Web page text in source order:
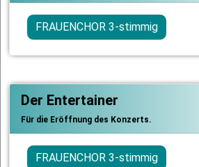
FRAUENCHOR 3-stimmig
Der Entertainer
Für die Eröffnung des Konzerts.
FRAUENCHOR 3-stimmig